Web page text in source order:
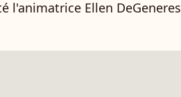
l'animatrice Ellen DeGeneres